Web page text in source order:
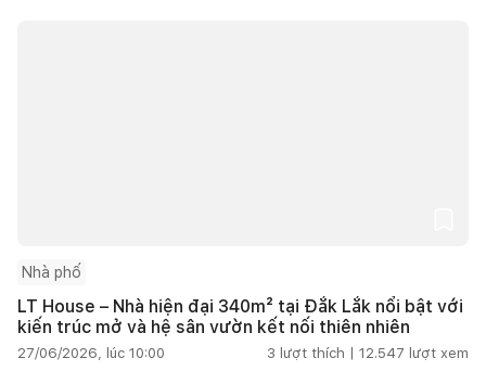
Nhà phố
LT House – Nhà hiện đại 340m² tại Đắk Lắk nổi bật với
kiến trúc mở và hệ sân vườn kết nối thiên nhiên
27/06/2026, lúc 10:00 3 lượt thích | 12.547 lượt xem